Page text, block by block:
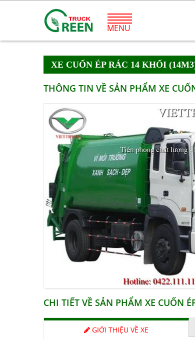
MENU
XE CUỐN ÉP RÁC 14 KHỐI
THÔNG TIN VỀ SẢN PHẨM XE
CHI TIẾT VỀ SẢN PHẨM XE CUỐN
GIỚI THIỆU VỀ XE